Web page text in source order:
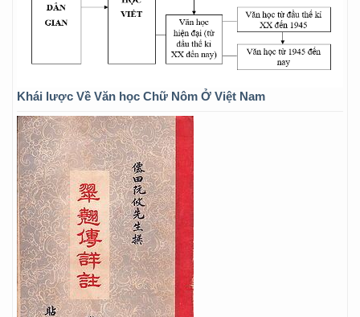
Khái lược Về Văn học Chữ Nôm Ở Việt Nam